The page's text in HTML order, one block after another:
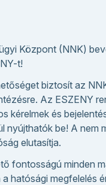
Központ (NNK)
t!
biztosít az
Az ESZENY
kérelmek és
nyújthatók be! A nem
elutasítja.
fontosságú minden
hatósági megfelelés